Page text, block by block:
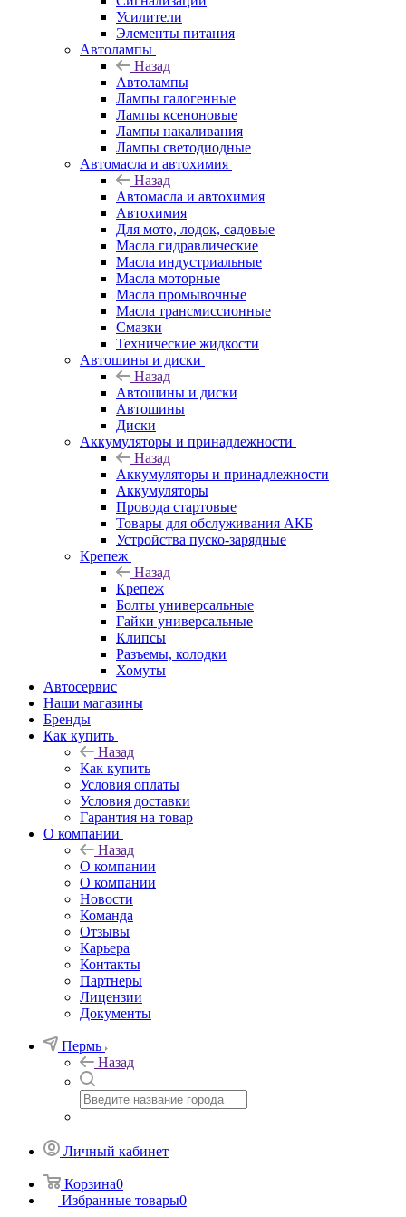
Усилители
Элементы питания
Автолампы
Назад
Автолампы
Лампы галогенные
Лампы ксеноновые
Лампы накаливания
Лампы светодиодные
Автомасла и автохимия
Назад
Автомасла и автохимия
Автохимия
Для мото, лодок, садовые
Масла гидравлические
Масла индустриальные
Масла моторные
Масла промывочные
Масла трансмиссионные
Смазки
Технические жидкости
Автошины и диски
Назад
Автошины и диски
Автошины
Диски
Аккумуляторы и принадлежности
Назад
Аккумуляторы и принадлежности
Аккумуляторы
Провода стартовые
Товары для обслуживания АКБ
Устройства пуско-зарядные
Крепеж
Назад
Крепеж
Болты универсальные
Гайки универсальные
Клипсы
Разъемы, колодки
Хомуты
Автосервис
Наши магазины
Бренды
Как купить
Назад
Как купить
Условия оплаты
Условия доставки
Гарантия на товар
О компании
Назад
О компании
О компании
Новости
Команда
Отзывы
Карьера
Контакты
Партнеры
Лицензии
Документы
Пермь
Назад
Личный кабинет
Корзина0
Избранные товары0